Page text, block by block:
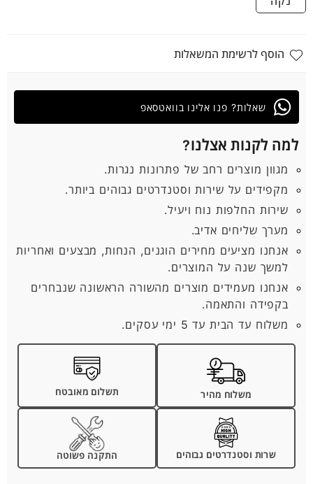
הוסף לרשימת המשאלות
למה לקנות אצלנו?
מגוון מוצרים רחב של פתרונות נגרות.
מקפידים על שירות וסטנדרטים גבוהים ביותר.
שירות החלפות נוח ויעיל.
מערך שליחים אדיב.
אנחנו מציעים מחירים הוגנים, הנחות, מבצעים ואחריות
למשך שנה על המוצרים.
אנחנו מעמידים מוצרים מהשורה הראשונה שנבחרים
בקפידה והתאמה.
משלוח עד הבית עד 5 ימי עסקים.
משלוח מהיר תשלום מאובטח
שרות וסטנדרטים גבוהים התקנה פשוטה
שאלות? פנו אלינו בוואטסאפ